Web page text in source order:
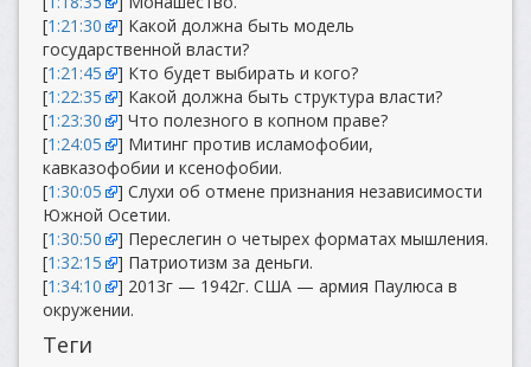
[1:21:30
] Какой должна быть модель
государственной власти?
[1:21:45
] Кто будет выбирать и кого?
[1:22:35
] Какой должна быть структура власти?
[1:23:30
] Что полезного в копном праве?
[1:24:05
] Митинг против исламофобии,
кавказофобии и ксенофобии.
[1:30:05
] Слухи об отмене признания независимости
Южной Осетии.
[1:30:50
] Переслегин о четырех форматах мышления.
[1:32:15
] Патриотизм за деньги.
[1:34:10
] 2013г — 1942г. США — армия Паулюса в
окружении.
Теги